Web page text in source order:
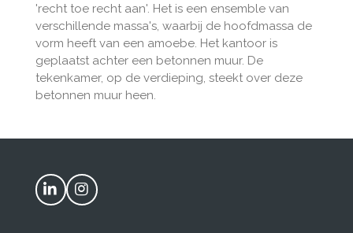
'recht toe recht aan'. Het is een ensemble van
verschillende massa's, waarbij de hoofdmassa de
vorm heeft van een amoebe. Het kantoor is
geplaatst achter een betonnen muur. De
tekenkamer, op de verdieping, steekt over deze
betonnen muur heen.
L
I